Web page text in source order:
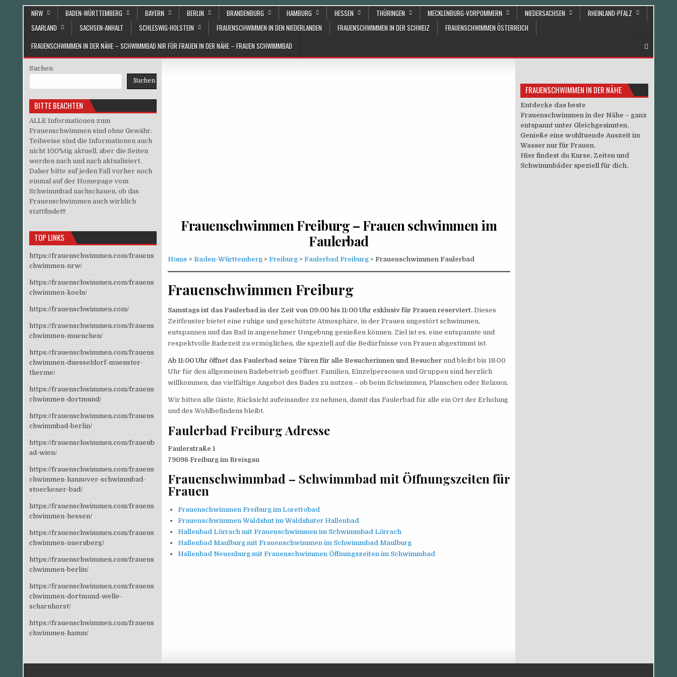
Skip to content
NRW BADEN-WÜRTTEMBERG BAYERN BERLIN BRANDENBURG HAMBURG HESSEN THÜRINGEN MECKLENBURG-VORPOMMERN NIEDERSACHSEN
RHEINLAND-PFALZ
SAARLAND
SACHSEN-ANHALT SCHLESWIG-HOLSTEIN FRAUENSCHWIMMEN IN DEN NIEDERLANDEN FRAUENSCHWIMMEN IN DER SCHWEIZ
FRAUENSCHWIMMEN ÖSTERREICH
FRAUENSCHWIMMEN IN DER NÄHE – SCHWIMMBAD NIR FÜR FRAUEN IN DER NÄHE – FRAUEN SCHWIMMBAD
Frauenschwimmen Freiburg – Frauen schwimmen im
Faulerbad
Home > Baden-Württemberg> Freiburg> Faulerbad Freiburg> Frauenschwimmen Faulerbad
Frauenschwimmen Freiburg
Samstags ist das Faulerbad in der Zeit von 09:00 bis 11:00 Uhr exklusiv für Frauen reserviert.Dieses
Zeitfenster bietet eine ruhige und geschützte Atmosphäre, in der Frauen ungestört schwimmen,
entspannen und das Bad in angenehmer Umgebung genießen können. Ziel ist es, eine entspannte und
respektvolle Badezeit zu ermöglichen, die speziell auf die Bedürfnisse von Frauen abgestimmt ist.
Ab 11:00 Uhr öffnet das Faulerbad seine Türen für alle Besucherinnen und Besucherund bleibt bis 18:00
Uhr für den allgemeinen Badebetrieb geöffnet. Familien, Einzelpersonen und Gruppen sind herzlich
willkommen, das vielfältige Angebot des Bades zu nutzen – ob beim Schwimmen, Planschen oder Relaxen.
Wir bitten alle Gäste, Rücksicht aufeinander zu nehmen, damit das Faulerbad für alle ein Ort der Erholung
und des Wohlbefindens bleibt.
Faulerbad Freiburg Adresse
Faulerstraße 1
79098 Freiburg im Breisgau
Frauenschwimmbad – Schwimmbad mit Öffnungszeiten für
Frauen
Frauenschwimmen Freiburg im Lorettobad
Frauenschwimmen Waldshut im Waldshuter Hallenbad
Hallenbad Lörrach mit Frauenschwimmen im Schwimmbad Lörrach
Hallenbad Maulburg mit Frauenschwimmen im Schwimmbad Maulburg
Hallenbad Neuenburg mit Frauenschwimmen Öffnungszeiten im Schwimmbad
Suchen
Suchen
BITTE BEACHTEN
ALLE Informationen zum
Frauenschwimmen sind ohne Gewähr.
Teilweise sind die Informationen auch
nicht 100%tig aktuell, aber die Seiten
werden nach und nach aktualisiert.
Daher bitte auf jeden Fall vorher noch
einmal auf der Homepage vom
Schwimmbad nachschauen, ob das
Frauenschwimmen auch wirklich
stattfindet!!
TOP LINKS
https://frauenschwimmen.com/frauens
chwimmen-nrw/
https://frauenschwimmen.com/frauens
chwimmen-koeln/
https://frauenschwimmen.com/
https://frauenschwimmen.com/frauens
chwimmen-muenchen/
https://frauenschwimmen.com/frauens
chwimmen-duesseldorf-muenster-
therme/
https://frauenschwimmen.com/frauens
chwimmen-dortmund/
https://frauenschwimmen.com/frauens
chwimmbad-berlin/
https://frauenschwimmen.com/frauenb
ad-wien/
https://frauenschwimmen.com/frauens
chwimmen-hannover-schwimmbad-
stoeckener-bad/
https://frauenschwimmen.com/frauens
chwimmen-hessen/
https://frauenschwimmen.com/frauens
chwimmen-nuernberg/
https://frauenschwimmen.com/frauens
chwimmen-berlin/
https://frauenschwimmen.com/frauens
chwimmen-dortmund-welle-
scharnhorst/
https://frauenschwimmen.com/frauens
chwimmen-hamm/
FRAUENSCHWIMMEN IN DER NÄHE
Entdecke das beste
Frauenschwimmen in der Nähe – ganz
entspannt unter Gleichgesinnten.
Genieße eine wohltuende Auszeit im
Wasser nur für Frauen.
Hier findest du Kurse, Zeiten und
Schwimmbäder speziell für dich.